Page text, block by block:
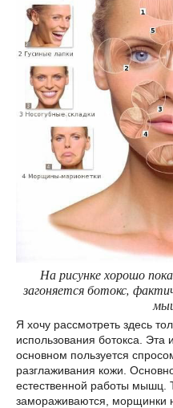
На рисунке хорошо
загоняется ботокс,
Я хочу рассмотреть здесь
использования ботокса. Эта
основном пользуется
разглаживания кожи.
естественной работы
замораживаются, морщинки